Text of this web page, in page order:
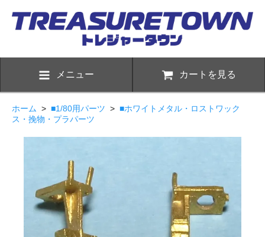
メニュー カートを見る
ホーム > ■1/80用パーツ > ■ホワイトメタル・ロストワック
ス・挽物・プラパーツ